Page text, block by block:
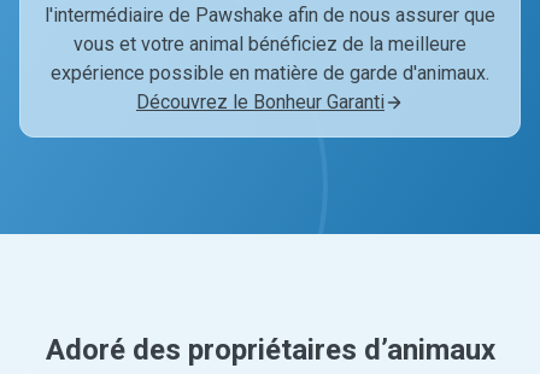
l'intermédiaire de Pawshake afin de nous assurer que
vous et votre animal bénéficiez de la meilleure
expérience possible en matière de garde d'animaux.
Découvrez le Bonheur Garanti
Adoré des propriétaires d’animaux